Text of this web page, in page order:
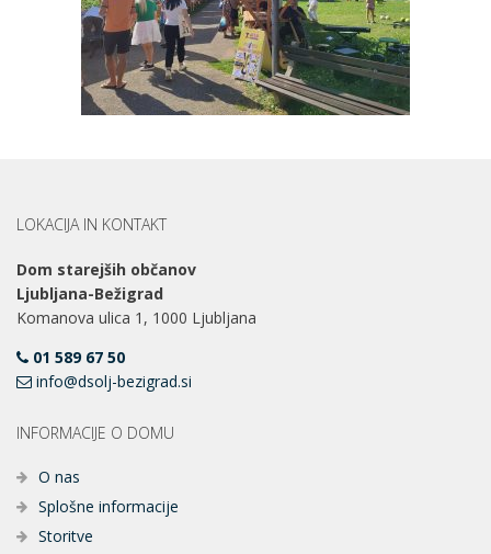
LOKACIJA IN KONTAKT
Dom starejših občanov
Ljubljana-Bežigrad
Komanova ulica 1, 1000 Ljubljana
01 589 67 50
info@dsolj-bezigrad.si
INFORMACIJE O DOMU
O nas
Splošne informacije
Storitve